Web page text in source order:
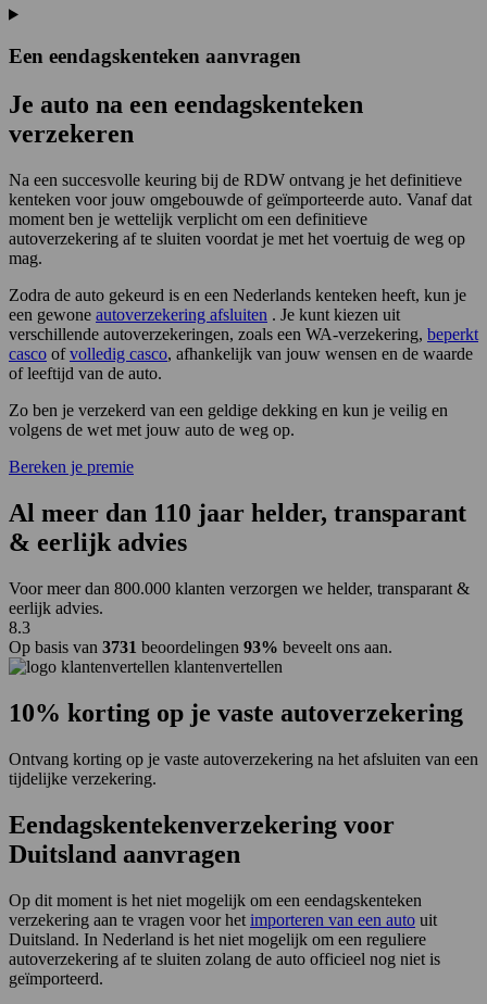
Een eendagskenteken aanvragen
Je auto na een eendagskenteken
verzekeren
Na een succesvolle keuring bij de RDW ontvang je het definitieve
kenteken voor jouw omgebouwde of geïmporteerde auto. Vanaf dat
moment ben je wettelijk verplicht om een definitieve
autoverzekering af te sluiten voordat je met het voertuig de weg op
mag.
Zodra de auto gekeurd is en een Nederlands kenteken heeft, kun je
een gewone autoverzekering afsluiten . Je kunt kiezen uit
verschillende autoverzekeringen, zoals een WA-verzekering, beperkt
casco ofvolledig casco, afhankelijk van jouw wensen en de waarde
of leeftijd van de auto.
Zo ben je verzekerd van een geldige dekking en kun je veilig en
volgens de wet met jouw auto de weg op.
Bereken je premie
Al meer dan 110 jaar helder, transparant
& eerlijk advies
Voor meer dan 800.000 klanten verzorgen we helder, transparant &
eerlijk advies.
8.3
Op basis van 3731 beoordelingen 93% beveelt ons aan.
klantenvertellen
10% korting op je vaste autoverzekering
Ontvang korting op je vaste autoverzekering na het afsluiten van een
tijdelijke verzekering.
Eendagskentekenverzekering voor
Duitsland aanvragen
Op dit moment is het niet mogelijk om een eendagskenteken
verzekering aan te vragen voor het importeren van een auto uit
Duitsland. In Nederland is het niet mogelijk om een reguliere
autoverzekering af te sluiten zolang de auto officieel nog niet is
geïmporteerd.